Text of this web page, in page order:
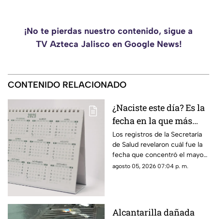
¡No te pierdas nuestro contenido, sigue a
TV Azteca Jalisco en Google News!
CONTENIDO RELACIONADO
¿Naciste este día? Es la
fecha en la que más
mexicanos cumplieron
años en 2025
Los registros de la Secretaría
de Salud revelaron cuál fue la
fecha que concentró el mayor
número de nacimientos
agosto 05, 2026 07:04 p. m.
Alcantarilla dañada